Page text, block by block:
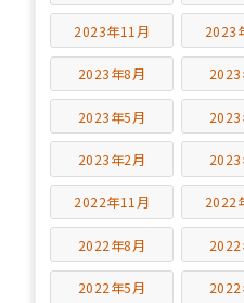
2023年11月 2023
2023年8月
2023年5月
2023年2月
2022年11月 2022
2022年8月
2022年5月